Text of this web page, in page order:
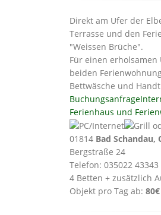
Direkt am Ufer der
Terrasse und den
"Weissen Brüche".
Für einen
beiden
Bettwäsche und
Buchungsanfrage
Ferienhaus und
01814 Bad Schandau,
Bergstraße 24
Telefon: 035022 43343
4 Betten + zusätzlich
Objekt pro Tag ab: 80€